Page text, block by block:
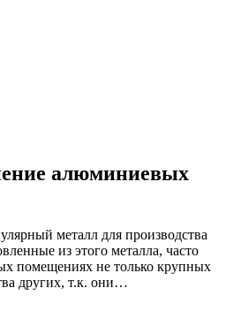
алюминиевых
металл для производства
из этого металла, часто
помещениях не только крупных
других, т.к. они…